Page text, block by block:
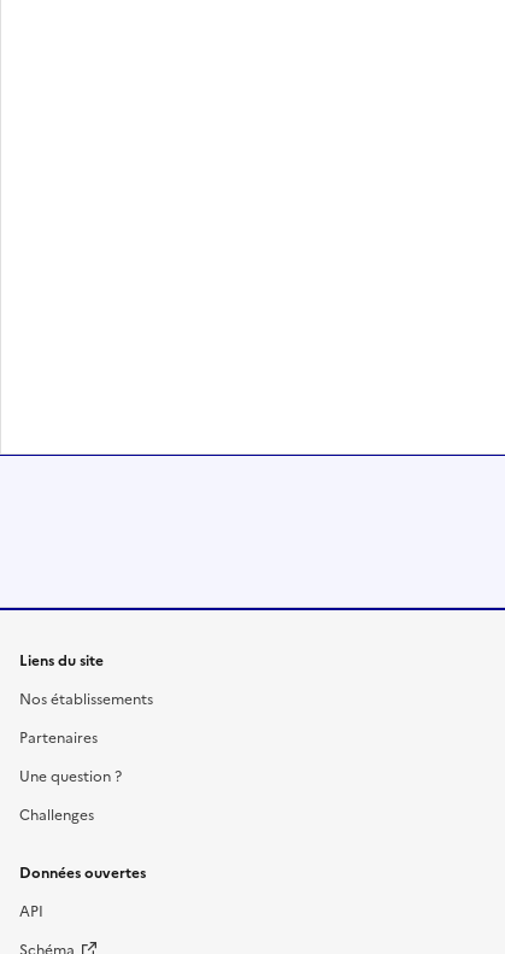
Liens du site
Nos établissements
Partenaires
Une question ?
Challenges
Données ouvertes
API